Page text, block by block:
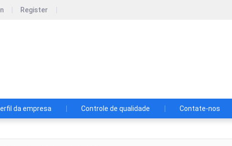
Register
da empresa Controle de qualidade Contate-nos